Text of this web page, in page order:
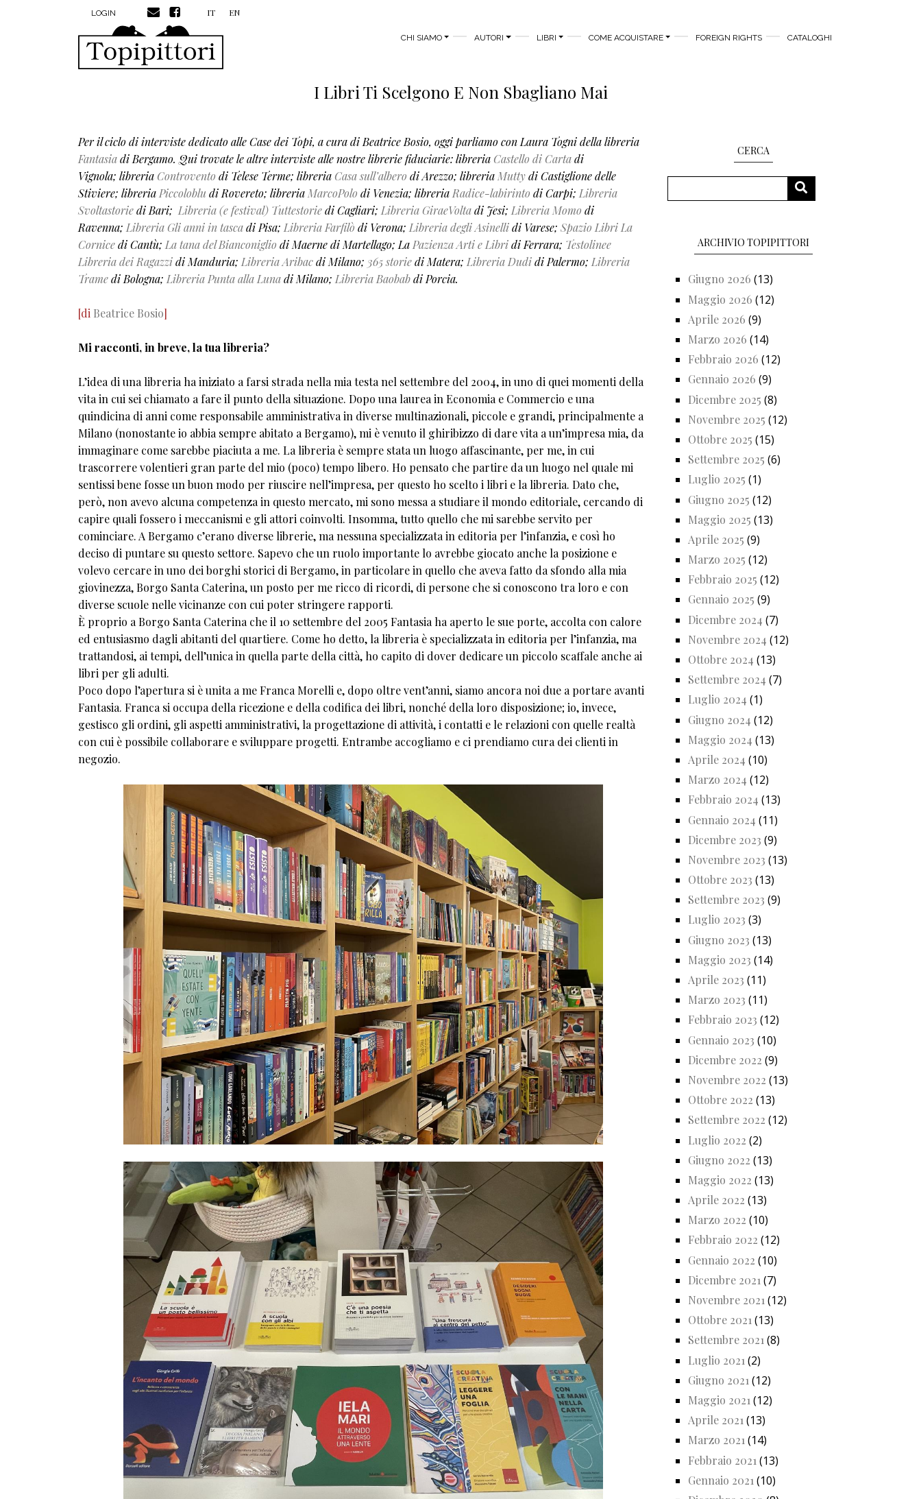
Salta al contenuto principale
MENU PROFILO UTENTE
LOGIN IT EN
MAIN MENU
CHI SIAMO AUTORI LIBRI COME ACQUISTARE FOREIGN RIGHTS CATALOGHI
I Libri Ti Scelgono E Non Sbagliano Mai
Per il ciclo di interviste dedicato alle Case dei Topi, a cura di Beatrice Bosio, oggi parliamo con Laura Togni della libreria
Fantasiadi Bergamo. Qui trovate le altre interviste alle nostre librerie fiduciarie: libreria Castello di Cartadi
Vignola; libreria Controvento di Telese Terme; libreria Casa sull’albero di Arezzo; libreria Muttydi Castiglione delle
Stiviere; libreria Piccoloblu di Rovereto; libreria MarcoPolo di Venezia; libreria Radice-labirinto di Carpi; Libreria
Svoltastoriedi Bari; Libreria (e festival) Tuttestoriedi Cagliari; Libreria GiraeVoltadi Jesi; Libreria Momo di
Ravenna; Libreria Gli anni in tascadi Pisa; Libreria Farfilò di Verona; Libreria degli Asinellidi Varese; Spazio Libri La
Cornicedi Cantù; La tana del Bianconiglio di Maerne di Martellago; La Pazienza Arti e Libridi Ferrara; Testolinee
Libreria dei Ragazzidi Manduria; Libreria Aribacdi Milano; 365 storiedi Matera; Libreria Dudidi Palermo; Libreria
Tramedi Bologna; Libreria Punta alla Lunadi Milano; Libreria Baobabdi Porcia.
[di Beatrice Bosio]
Mi racconti, in breve, la tua libreria?
L’idea di una libreria ha iniziato a farsi strada nella mia testa nel settembre del 2004, in uno di quei momenti della
vita in cui sei chiamato a fare il punto della situazione. Dopo una laurea in Economia e Commercio e una
quindicina di anni come responsabile amministrativa in diverse multinazionali, piccole e grandi, principalmente a
Milano (nonostante io abbia sempre abitato a Bergamo), mi è venuto il ghiribizzo di dare vita a un’impresa mia, da
immaginare come sarebbe piaciuta a me. La libreria è sempre stata un luogo affascinante, per me, in cui
trascorrere volentieri gran parte del mio (poco) tempo libero. Ho pensato che partire da un luogo nel quale mi
sentissi bene fosse un buon modo per riuscire nell’impresa, per questo ho scelto i libri e la libreria. Dato che,
però, non avevo alcuna competenza in questo mercato, mi sono messa a studiare il mondo editoriale, cercando di
capire quali fossero i meccanismi e gli attori coinvolti. Insomma, tutto quello che mi sarebbe servito per
cominciare. A Bergamo c’erano diverse librerie, ma nessuna specializzata in editoria per l’infanzia, e così ho
deciso di puntare su questo settore. Sapevo che un ruolo importante lo avrebbe giocato anche la posizione e
volevo cercare in uno dei borghi storici di Bergamo, in particolare in quello che aveva fatto da sfondo alla mia
giovinezza, Borgo Santa Caterina, un posto per me ricco di ricordi, di persone che si conoscono tra loro e con
diverse scuole nelle vicinanze con cui poter stringere rapporti.
È proprio a Borgo Santa Caterina che il 10 settembre del 2005 Fantasia ha aperto le sue porte, accolta con calore
ed entusiasmo dagli abitanti del quartiere. Come ho detto, la libreria è specializzata in editoria per l’infanzia, ma
trattandosi, ai tempi, dell’unica in quella parte della città, ho capito di dover dedicare un piccolo scaffale anche ai
libri per gli adulti.
Poco dopo l’apertura si è unita a me Franca Morelli e, dopo oltre vent’anni, siamo ancora noi due a portare avanti
Fantasia. Franca si occupa della ricezione e della codifica dei libri, nonché della loro disposizione; io, invece,
gestisco gli ordini, gli aspetti amministrativi, la progettazione di attività, i contatti e le relazioni con quelle realtà
con cui è possibile collaborare e sviluppare progetti. Entrambe accogliamo e ci prendiamo cura dei clienti in
negozio.
CERCA
CERCA
ARCHIVIO TOPIPITTORI
Giugno 2026 (13)
Maggio 2026 (12)
Aprile 2026 (9)
Marzo 2026 (14)
Febbraio 2026 (12)
Gennaio 2026 (9)
Dicembre 2025 (8)
Novembre 2025 (12)
Ottobre 2025 (15)
Settembre 2025 (6)
Luglio 2025 (1)
Giugno 2025 (12)
Maggio 2025 (13)
Aprile 2025 (9)
Marzo 2025 (12)
Febbraio 2025 (12)
Gennaio 2025 (9)
Dicembre 2024 (7)
Novembre 2024 (12)
Ottobre 2024 (13)
Settembre 2024 (7)
Luglio 2024 (1)
Giugno 2024 (12)
Maggio 2024 (13)
Aprile 2024 (10)
Marzo 2024 (12)
Febbraio 2024 (13)
Gennaio 2024 (11)
Dicembre 2023 (9)
Novembre 2023 (13)
Ottobre 2023 (13)
Settembre 2023 (9)
Luglio 2023 (3)
Giugno 2023 (13)
Maggio 2023 (14)
Aprile 2023 (11)
Marzo 2023 (11)
Febbraio 2023 (12)
Gennaio 2023 (10)
Dicembre 2022 (9)
Novembre 2022 (13)
Ottobre 2022 (13)
Settembre 2022 (12)
Luglio 2022 (2)
Giugno 2022 (13)
Maggio 2022 (13)
Aprile 2022 (13)
Marzo 2022 (10)
Febbraio 2022 (12)
Gennaio 2022 (10)
Dicembre 2021 (7)
Novembre 2021 (12)
Ottobre 2021(13)
Settembre 2021(8)
Luglio 2021 (2)
Giugno 2021 (12)
Maggio 2021 (12)
Aprile 2021 (13)
Marzo 2021(14)
Febbraio 2021 (13)
Gennaio 2021 (10)